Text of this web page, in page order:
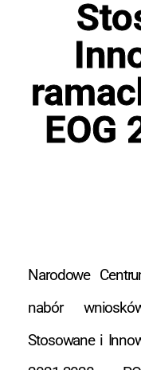
EOG
Narodowe
nabór
Stosowane i